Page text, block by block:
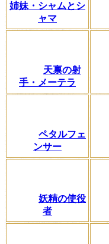
姉妹・シャムとシ
ャマ
天禀の射
手・メーテラ
ペタルフェ
ンサー
妖精の使役
者